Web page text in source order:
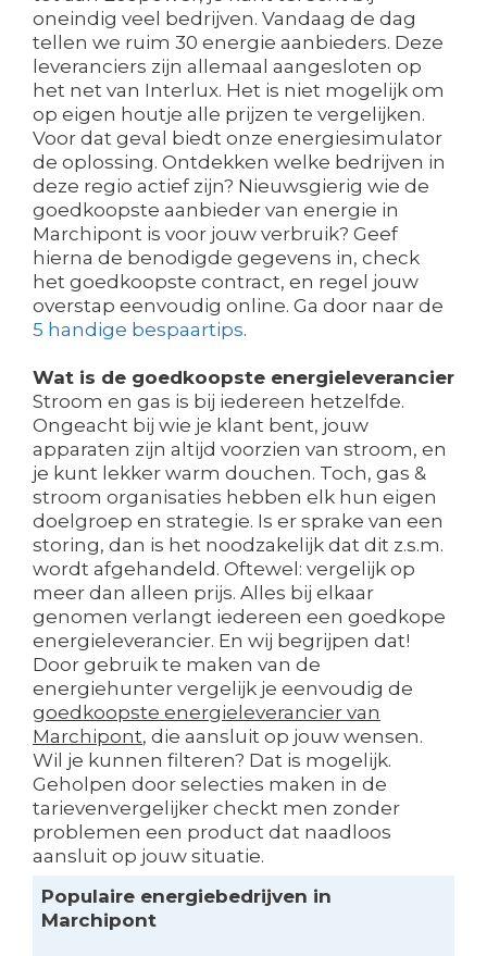
oneindig veel bedrijven. Vandaag de dag
tellen we ruim 30 energie aanbieders. Deze
leveranciers zijn allemaal aangesloten op
het net van Interlux. Het is niet mogelijk om
op eigen houtje alle prijzen te vergelijken.
Voor dat geval biedt onze energiesimulator
de oplossing. Ontdekken welke bedrijven in
deze regio actief zijn? Nieuwsgierig wie de
goedkoopste aanbieder van energie in
Marchipont is voor jouw verbruik? Geef
hierna de benodigde gegevens in, check
het goedkoopste contract, en regel jouw
overstap eenvoudig online. Ga door naar de
5 handige bespaartips.
Wat is de goedkoopste energieleverancier
Stroom en gas is bij iedereen hetzelfde.
Ongeacht bij wie je klant bent, jouw
apparaten zijn altijd voorzien van stroom, en
je kunt lekker warm douchen. Toch, gas &
stroom organisaties hebben elk hun eigen
doelgroep en strategie. Is er sprake van een
storing, dan is het noodzakelijk dat dit z.s.m.
wordt afgehandeld. Oftewel: vergelijk op
meer dan alleen prijs. Alles bij elkaar
genomen verlangt iedereen een goedkope
energieleverancier. En wij begrijpen dat!
Door gebruik te maken van de
energiehunter vergelijk je eenvoudig de
goedkoopste energieleverancier van
Marchipont, die aansluit op jouw wensen.
Wil je kunnen filteren? Dat is mogelijk.
Geholpen door selecties maken in de
tarievenvergelijker checkt men zonder
problemen een product dat naadloos
aansluit op jouw situatie.
Populaire energiebedrijven in
Marchipont